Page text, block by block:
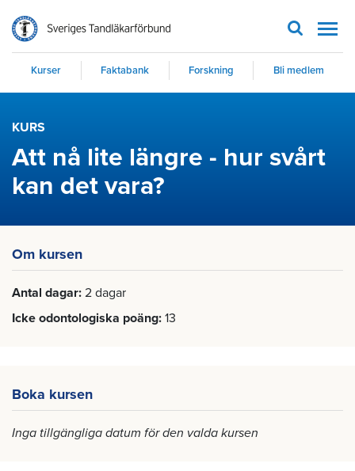
Kurser Faktabank Forskning Bli medlem
KURS
Att nå lite längre - hur svårt
kan det vara?
Om kursen
Antal dagar 2 dagar
Icke odontologiska poäng 13
Boka kursen
Inga tillgängliga datum för den valda kursen